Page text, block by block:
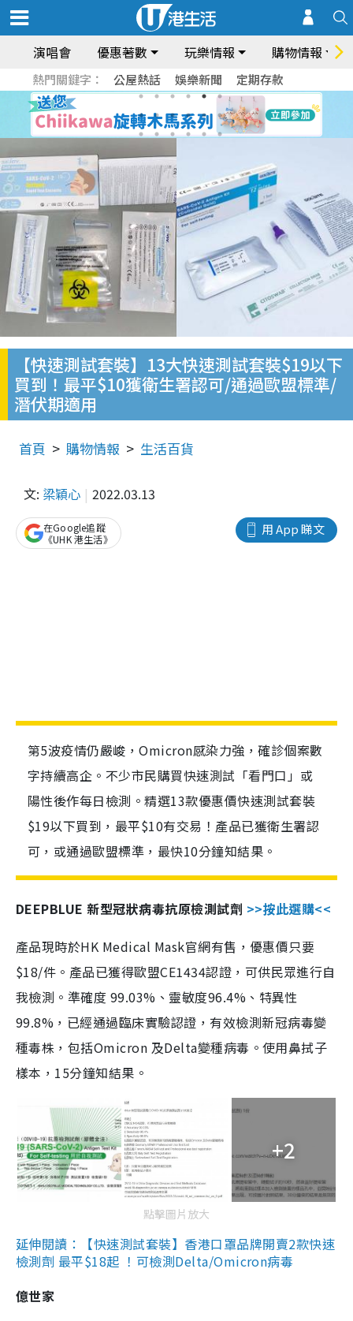
演唱會 優惠著數 玩樂情報 購物情報
熱門關鍵字： 公屋熱話 娛樂新聞 定期存款
【快速測試套裝】13大快速測試套裝$19以下
買到！最平$10獲衛生署認可/通過歐盟標準/
潛伏期適用
首頁 購物情報 生活百貨
文: 梁穎心 2022.03.13
用 App 睇文
在Google追蹤
《UHK 港生活》
第5波疫情仍嚴峻，Omicron感染力強，確診個案數
字持續高企。不少市民購買快速測試「看門口」或
陽性後作每日檢測。精選13款優惠價快速測試套裝
$19以下買到，最平$10有交易！產品已獲衛生署認
可，或通過歐盟標準，最快10分鐘知結果。
DEEPBLUE 新型冠狀病毒抗原檢測試劑 >>按此選購<<
產品現時於HK Medical Mask官網有售，優惠價只要
$18/件。產品已獲得歐盟CE1434認證，可供民眾進行自
我檢測。準確度 99.03%、靈敏度96.4%、特異性
99.8%，已經通過臨床實驗認證，有效檢測新冠病毒變
種毒株，包括Omicron 及Delta變種病毒。使用鼻拭子
樣本，15分鐘知結果。
+2
點擊圖片放大
延伸閱讀：【快速測試套裝】香港口罩品牌開賣2款快速
檢測劑 最平$18起 ！可檢測Delta/Omicron病毒
億世家